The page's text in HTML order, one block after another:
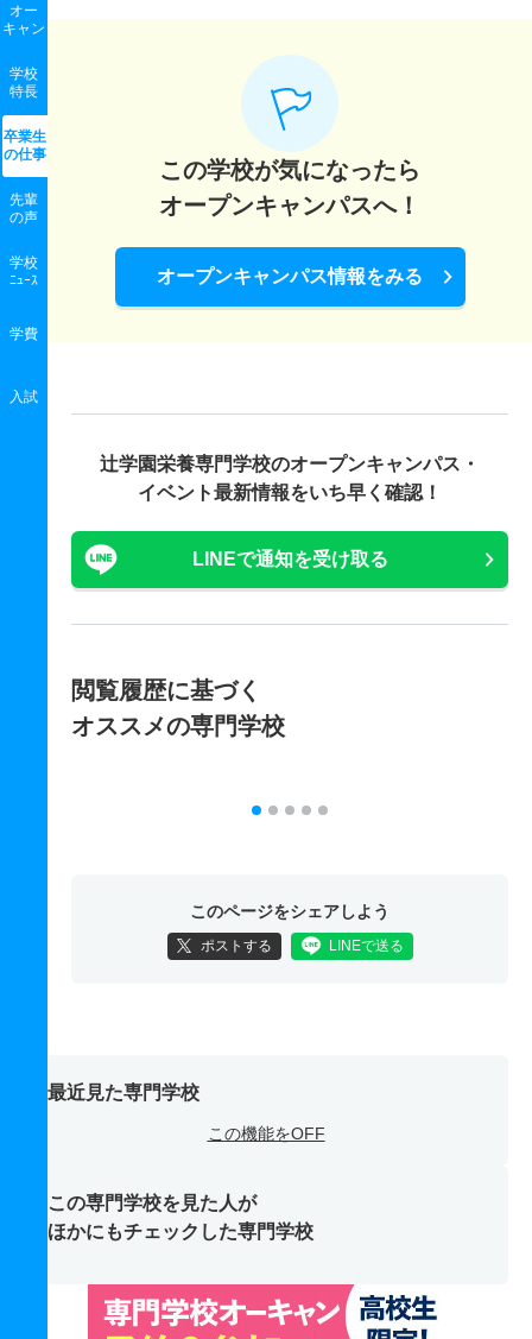
オー
キャン
学校
特長
卒業生
の仕事
先輩
の声
学校
ﾆｭｰｽ
学費
入試
この学校が気になったら
オープンキャンパスへ！
オープンキャンパス情報をみる
辻学園栄養専門学校のオープンキャンパス・
イベント最新情報をいち早く確認！
LINEで通知を受け取る
閲覧履歴に基づく
オススメの専門学校
このページをシェアしよう
ポストする LINEで送る
最近見た専門学校
この機能をOFF
この専門学校を見た人が
ほかにもチェックした専門学校